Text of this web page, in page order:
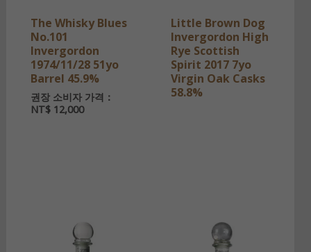
The Whisky Blues
No.101
Invergordon
1974/11/28 51yo
Barrel 45.9%
권장 소비자 가격：
NT$12,000
Little Brown Dog
Invergordon High
Rye Scottish
Spirit 2017 7yo
Virgin Oak Casks
58.8%